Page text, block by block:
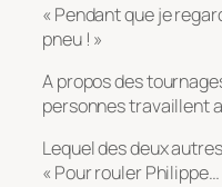
« Pendant que je
pneu ! »
A propos des
personnes travaillent
Lequel des deux
« Pour rouler